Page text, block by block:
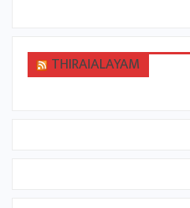
THIRAIALAYAM